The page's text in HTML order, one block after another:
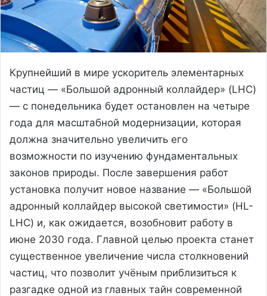
Крупнейший в мире ускоритель элементарных
частиц — «Большой адронный коллайдер» (LHC)
— с понедельника будет остановлен на четыре
года для масштабной модернизации, которая
должна значительно увеличить его
возможности по изучению фундаментальных
законов природы. После завершения работ
установка получит новое название — «Большой
адронный коллайдер высокой светимости» (HL-
LHC) и, как ожидается, возобновит работу в
июне 2030 года. Главной целью проекта станет
существенное увеличение числа столкновений
частиц, что позволит учёным приблизиться к
разгадке одной из главных тайн современной